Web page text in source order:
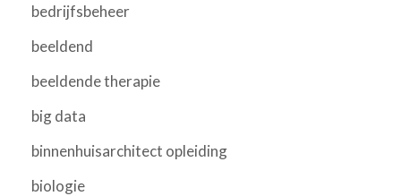
bedrijfsbeheer
beeldend
beeldende therapie
big data
binnenhuisarchitect opleiding
biologie